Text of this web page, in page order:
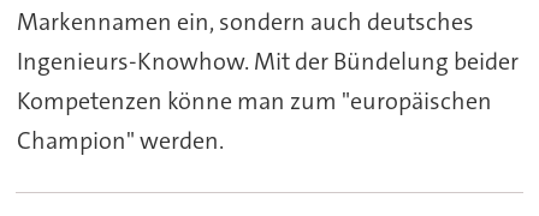
Markennamen ein, sondern auch deutsches
Ingenieurs-Knowhow. Mit der Bündelung beider
Kompetenzen könne man zum "europäischen
Champion" werden.